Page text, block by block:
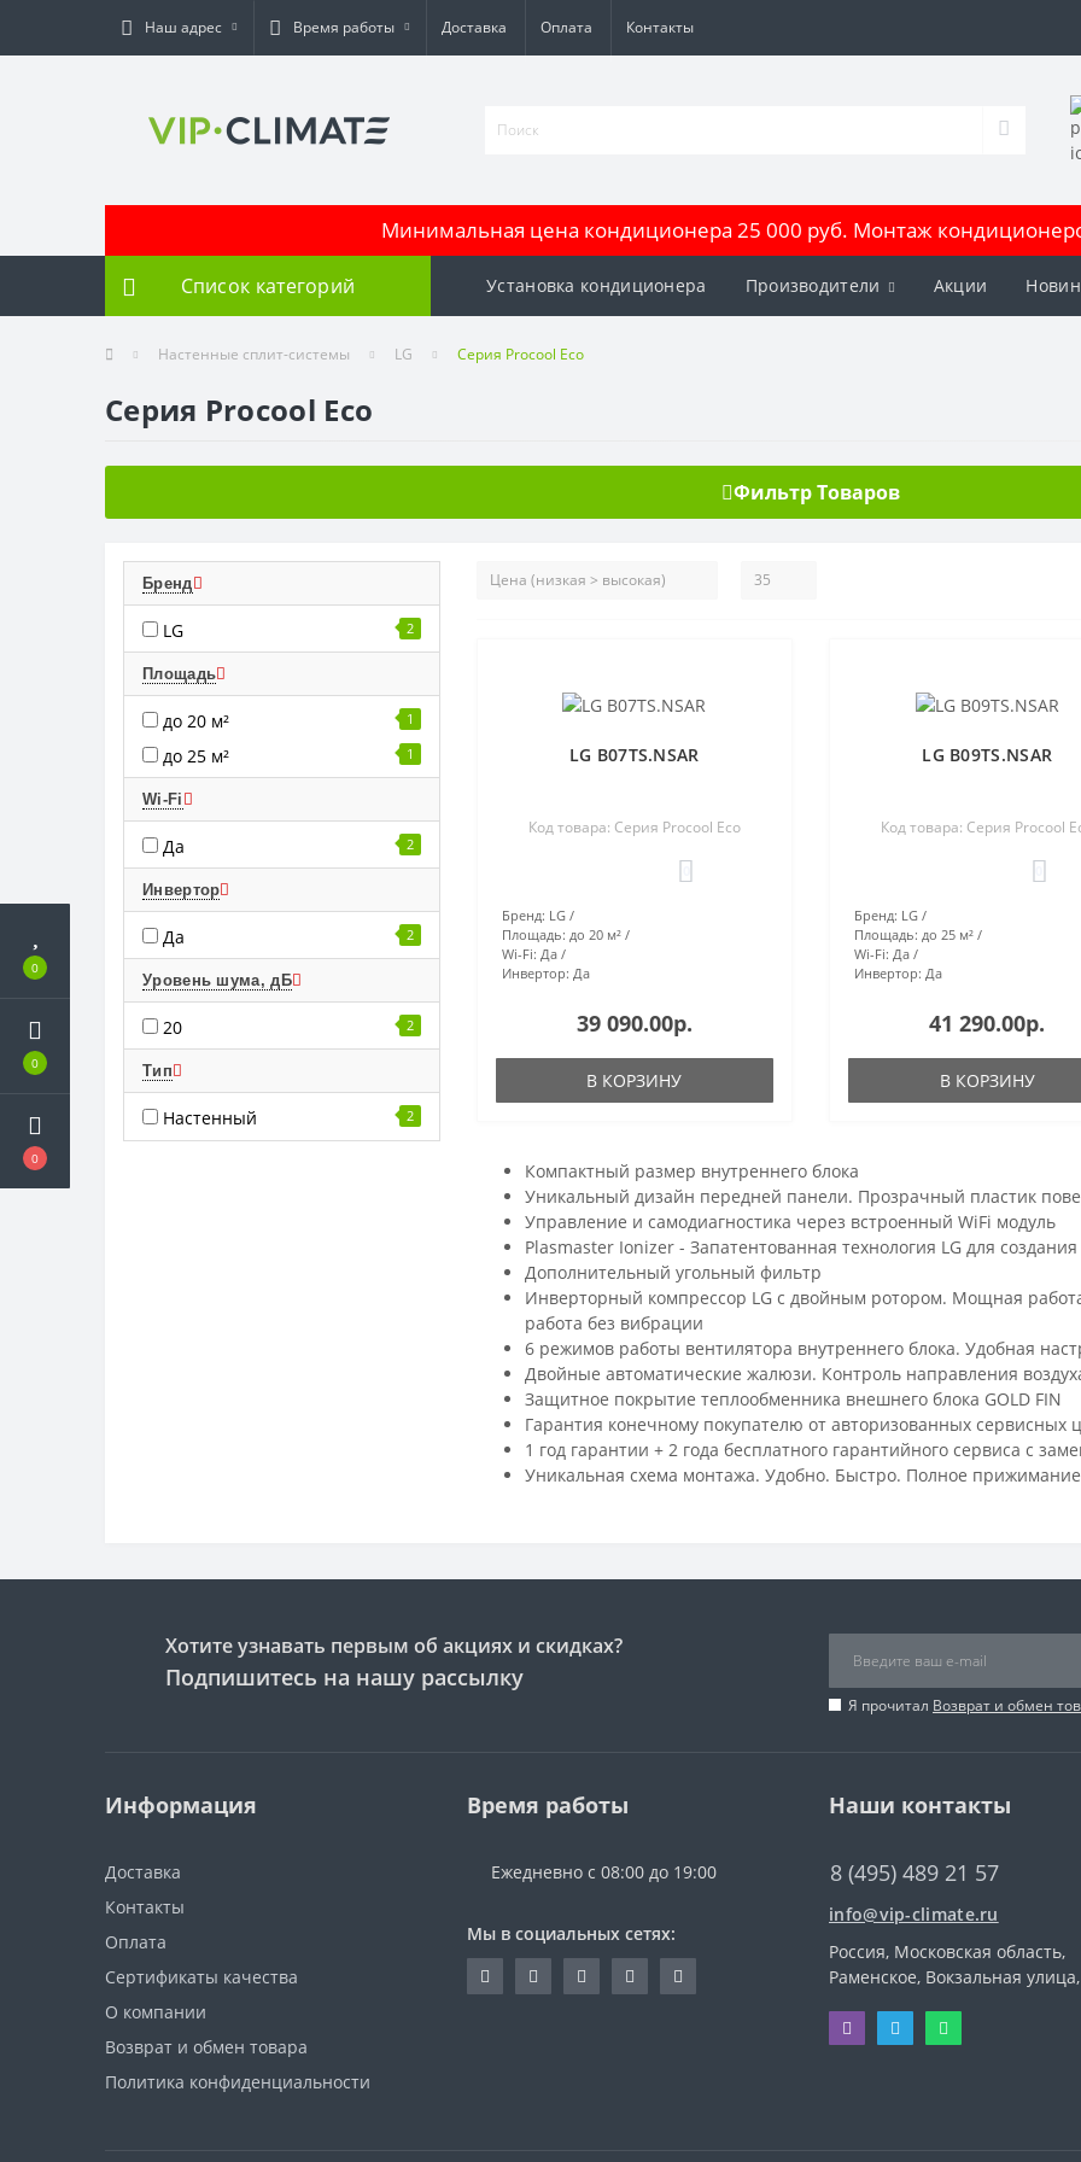
0
0
0
Наш адрес Время работы Доставка Оплата Контакты
Минимальная цена кондиционера 25 000 руб. Монтаж
Список категорий Установка кондиционера Производители Акции
Настенные сплит-системы LG Серия Procool Eco
Серия Procool Eco
Фильтр Товаров
Бренд
LG 2
Площадь
до 20 м² 1
до 25 м² 1
Wi-Fi
Да 2
Инвертор
Да 2
Уровень шума, дБ
20 2
Тип
Настенный 2
LG B07TS.NSAR
Код товара: Серия Procool Eco
Бренд: LG
Площадь: до 20 м²
Wi-Fi: Да
Инвертор: Да
39 090.00р.
В КОРЗИНУ
LG B09TS.NSAR
Код товара: Серия Procool
Бренд: LG
Площадь: до 25 м²
Wi-Fi: Да
Инвертор: Да
41 290.00р.
В КОРЗИНУ
Компактный размер внутреннего блока
Уникальный дизайн передней панели. Прозрачный пластик
Управление и самодиагностика через встроенный WiFi модуль
Plasmaster Ionizer - Запатентованная технология LG для
Дополнительный угольный фильтр
Инверторный компрессор LG с двойным ротором. Мощная
работа без вибрации
6 режимов работы вентилятора внутреннего блока. Удобная
Двойные автоматические жалюзи. Контроль направления
Защитное покрытие теплообменника внешнего блока GOLD FIN
Гарантия конечному покупателю от авторизованных
1 год гарантии + 2 года бесплатного гарантийного сервиса с
Уникальная схема монтажа. Удобно. Быстро. Полное прижимание
Хотите узнавать первым об акциях и скидках?
Подпишитесь на нашу рассылку
Я прочитал Возврат и обмен
Информация
Доставка
Контакты
Оплата
Сертификаты качества
О компании
Возврат и обмен товара
Политика конфиденциальности
Время работы
Ежедневно с 08:00 до 19:00
Мы в социальных сетях:
Наши контакты
8 (495) 489 21 57
info@vip-climate.ru
Россия, Московская область,
Раменское, Вокзальная